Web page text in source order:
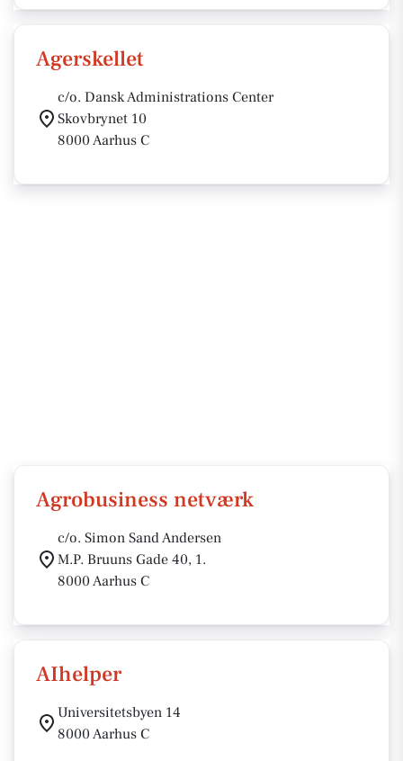
Agerskellet
c/o. Dansk Administrations Center
Skovbrynet 10
8000 Aarhus C
Agrobusiness netværk
c/o. Simon Sand Andersen
M.P. Bruuns Gade 40, 1.
8000 Aarhus C
AIhelper
Universitetsbyen 14
8000 Aarhus C